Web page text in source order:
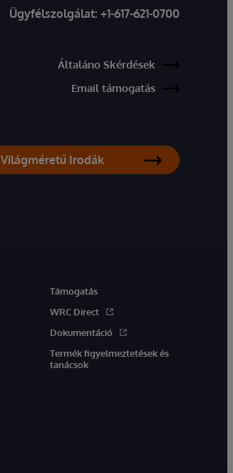
Ügyfélszolgálat: +1-617-621-0700
Általáno Skérdések
Email támogatás
Világméretű Irodák
Támogatás
WRC Direct
Dokumentáció
Termék figyelmeztetések és
tanácsok